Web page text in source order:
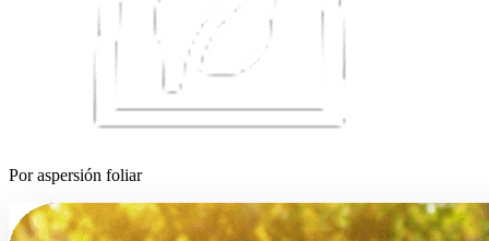
Por aspersión foliar